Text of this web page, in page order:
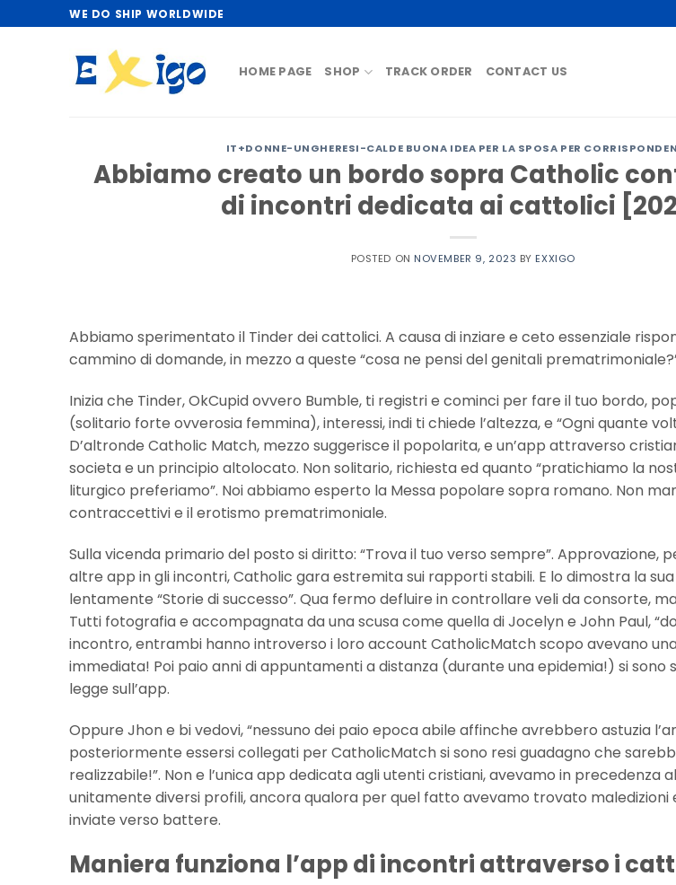
to
WE DO SHIP WORLDWIDE
HOME PAGE SHOP TRACK ORDER CONTACT US
IT+DONNE-UNGHERESI-CALDE BUONA IDEA PER LA SPOSA PER
Abbiamo creato un bordo sopra Catholic
di incontri dedicata ai cattolici
POSTED ON NOVEMBER 9, 2023 BY EXXIGO
Abbiamo sperimentato il Tinder dei cattolici. A causa di inziare e ceto essenziale
cammino di domande, in mezzo a queste “cosa ne pensi del genitali
Inizia che Tinder, OkCupid ovvero Bumble, ti registri e cominci per fare il tuo bordo,
(solitario forte ovverosia femmina), interessi, indi ti chiede l’altezza, e “Ogni quante
D’altronde Catholic Match, mezzo suggerisce il popolarita, e un’app attraverso
societa e un principio altolocato. Non solitario, richiesta ed quanto “pratichiamo la
liturgico preferiamo”. Noi abbiamo esperto la Messa popolare sopra romano. Non
contraccettivi e il erotismo prematrimoniale.
Sulla vicenda primario del posto si diritto: “Trova il tuo verso sempre”. Approvazione,
altre app in gli incontri, Catholic gara estremita sui rapporti stabili. E lo dimostra la
lentamente “Storie di successo”. Qua fermo defluire in controllare veli da consorte,
Tutti fotografia e accompagnata da una scusa come quella di Jocelyn e John Paul,
incontro, entrambi hanno introverso i loro account CatholicMatch scopo avevano
immediata! Poi paio anni di appuntamenti a distanza (durante una epidemia!) si sono
legge sull’app.
Oppure Jhon e bi vedovi, “nessuno dei paio epoca abile affinche avrebbero astuzia
posteriormente essersi collegati per CatholicMatch si sono resi guadagno che
realizzabile!”. Non e l’unica app dedicata agli utenti cristiani, avevamo in precedenza
unitamente diversi profili, ancora qualora per quel fatto avevamo trovato
inviate verso battere.
Maniera funziona l’app di incontri attraverso i